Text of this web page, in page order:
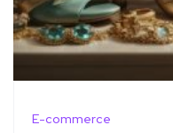
E-commerce